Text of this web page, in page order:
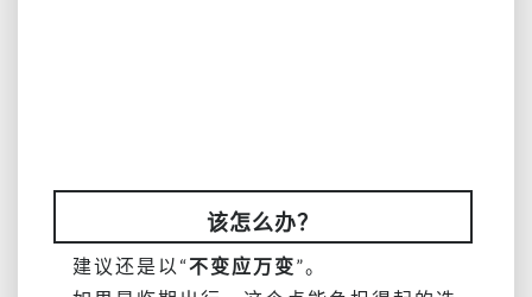
该怎么办？
建议还是以“不变应万变”。